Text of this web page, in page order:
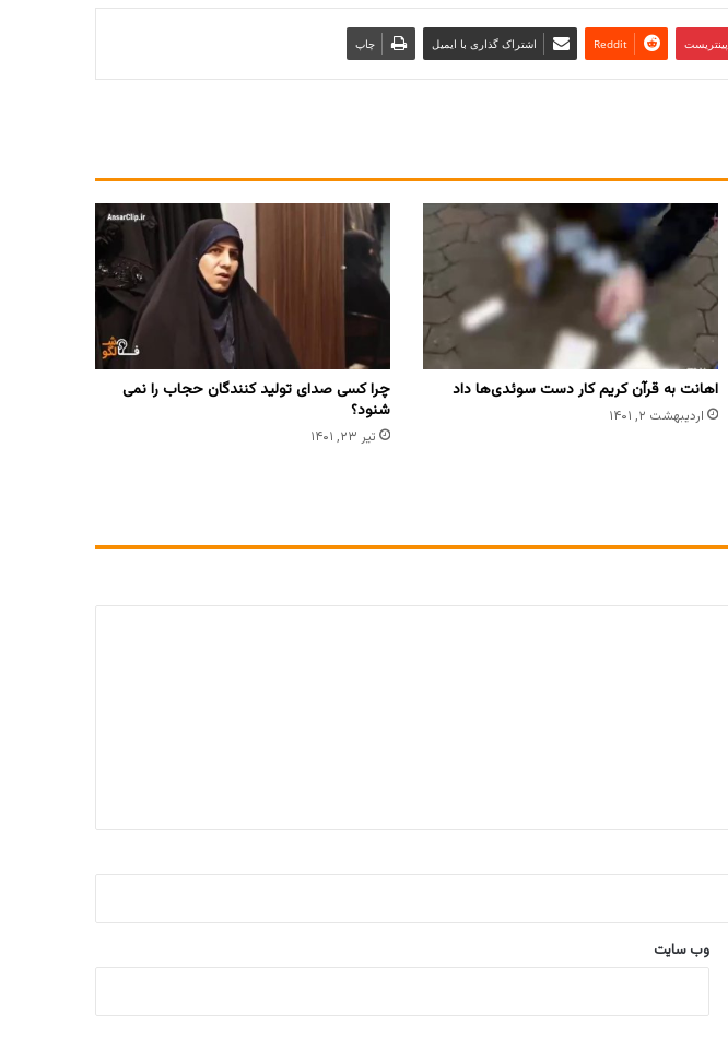
پینتریست Reddit اشتراک گذاری با ایمیل چاپ
اهانت به قرآن کریم کار دست سوئدی‌ها داد
اردیبهشت ۲, ۱۴۰۱
چرا کسی صدای تولید کنندگان حجاب را نمی
شنود؟
تیر ۲۳, ۱۴۰۱
وب‌ سایت